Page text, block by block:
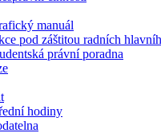
manuál
pod záštitou radních
právní poradna
hodiny